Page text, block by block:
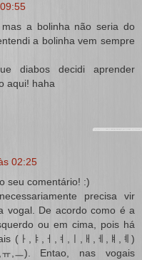
a bolinha não seria do
a bolinha vem sempre
diabos decidi aprender
aqui! haha
02:25
seu comentário! :)
precisa vir
vogal. De acordo como é a
ou em cima, pois há
(ㅏ,ㅑ,ㅓ,ㅕ,ㅣ,ㅐ,ㅔ,ㅒ,ㅖ)
,ㅡ). Entao, nas vogais